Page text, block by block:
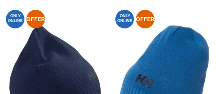
ONLY
ONLINE
OFFER
ONLY
ONLINE
OFFER